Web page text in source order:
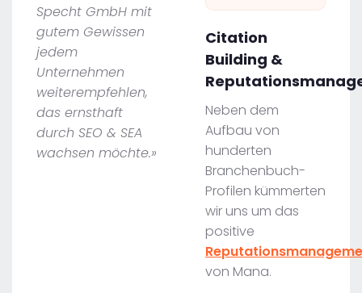
Citation
Building &
Neben dem
Aufbau von
hunderten
Branchenbuch-
Profilen kümmerten
wir uns um das
positive
von Mana.
Specht GmbH mit
gutem Gewissen
jedem
Unternehmen
weiterempfehlen,
das ernsthaft
durch SEO & SEA
wachsen möchte.»